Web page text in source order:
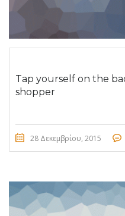
Tap yourself on the
shopper
28 Δεκεμβρίου, 2015